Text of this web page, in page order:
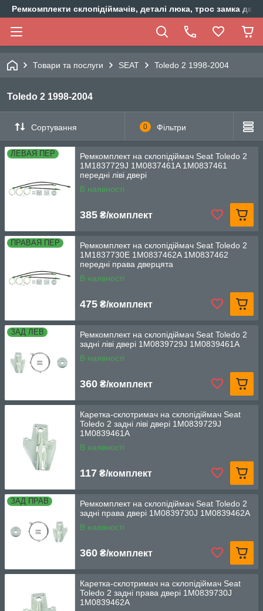
Ремкомплекти склопідіймачів, деталі люка, трос замка
Товари та послуги SEAT Toledo 2 1998-2004
Toledo 2 1998-2004
Сортування 0 Фільтри
ЛЕВАЯ ПЕР
Ремкомплект на склопідіймач Seat Toledo 2
1M1837729J 1M0837461A 1M0837461
передні ліві двері
В наявності
385 ₴/комплект
ПРАВАЯ ПЕР
Ремкомплект на склопідіймач Seat Toledo 2
1M1837730E 1M0837462A 1M0837462
передні права дверцята
В наявності
475 ₴/комплект
ЗАД ЛЕВ
Ремкомплект на склопідіймач Seat Toledo 2
задні ліві двері 1M0839729J 1M0839461A
В наявності
360 ₴/комплект
Каретка-склотримач на склопідіймач Seat
Toledo 2 задні ліві двері 1M0839729J
1M0839461A
В наявності
117 ₴/комплект
ЗАД ПРАВ
Ремкомплект на склопідіймач Seat Toledo 2
задні права двері 1M0839730J 1M0839462A
В наявності
360 ₴/комплект
Каретка-склотримач на склопідіймач Seat
Toledo 2 задні права двері 1M0839730J
1M0839462A